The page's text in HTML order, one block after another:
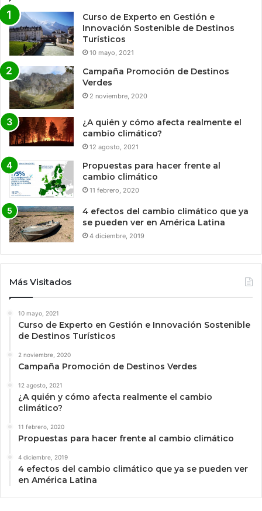
Curso de Experto en Gestión e
Innovación Sostenible de Destinos
Turísticos
10 mayo, 2021
Campaña Promoción de Destinos
Verdes
2 noviembre, 2020
¿A quién y cómo afecta realmente el
cambio climático?
12 agosto, 2021
Propuestas para hacer frente al
cambio climático
11 febrero, 2020
4 efectos del cambio climático que ya
se pueden ver en América Latina
4 diciembre, 2019
Más Visitados
10 mayo, 2021
Curso de Experto en Gestión e Innovación Sostenible
de Destinos Turísticos
2 noviembre, 2020
Campaña Promoción de Destinos Verdes
12 agosto, 2021
¿A quién y cómo afecta realmente el cambio
climático?
11 febrero, 2020
Propuestas para hacer frente al cambio climático
4 diciembre, 2019
4 efectos del cambio climático que ya se pueden ver
en América Latina